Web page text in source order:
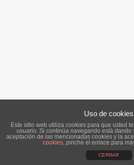
Uso de cookies
Este sitio web utiliza cookies para que usted
usuario. Si continúa navegando está dando
aceptación de las mencionadas cookies y la
cookies, pinche el enlace para
CERRAR